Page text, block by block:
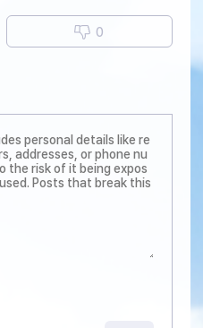
0